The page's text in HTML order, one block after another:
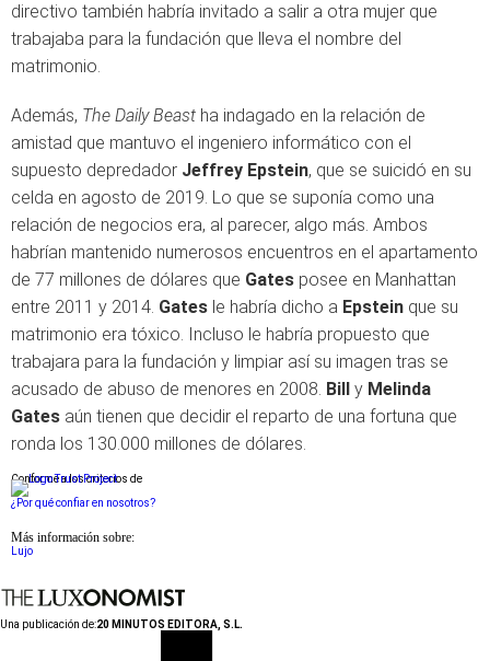
directivo también habría invitado a salir a otra mujer que
trabajaba para la fundación que lleva el nombre del
matrimonio.
Además, The Daily Beast ha indagado en la relación de
amistad que mantuvo el ingeniero informático con el
supuesto depredador Jeffrey Epstein, que se suicidó en su
celda en agosto de 2019. Lo que se suponía como una
relación de negocios era, al parecer, algo más. Ambos
habrían mantenido numerosos encuentros en el apartamento
de 77 millones de dólares que Gates posee en Manhattan
entre 2011 y 2014. Gates le habría dicho a Epstein que su
matrimonio era tóxico. Incluso le habría propuesto que
trabajara para la fundación y limpiar así su imagen tras se
acusado de abuso de menores en 2008. Bill y Melinda
Gates aún tienen que decidir el reparto de una fortuna que
ronda los 130.000 millones de dólares.
Conforme a los criterios de
¿Por qué confiar en nosotros?
Más información sobre:
Lujo
Una publicación de:20 MINUTOS EDITORA, S.L.